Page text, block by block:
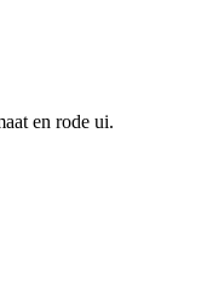
en rode ui.